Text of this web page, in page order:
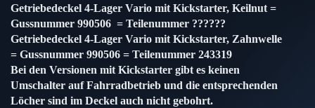
Getriebedeckel 4-Lager Vario mit Kickstarter, Keilnut =
Gussnummer 990506 = Teilenummer ??????
Getriebedeckel 4-Lager Vario mit Kickstarter, Zahnwelle
= Gussnummer 990506 = Teilenummer 243319
Bei den Versionen mit Kickstarter gibt es keinen
Umschalter auf Fahrradbetrieb und die entsprechenden
Löcher sind im Deckel auch nicht gebohrt.